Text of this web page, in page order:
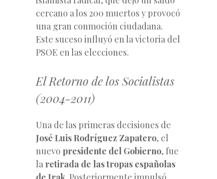
cercano a los 200 muertos y provocó
una gran conmoción ciudadana.
Este suceso influyó en la victoria del
PSOE en las elecciones.
El Retorno de los Socialistas
(2004-2011)
Una de las primeras decisiones de
José Luis Rodríguez Zapatero, el
nuevo presidente del Gobierno, fue
la retirada de las tropas españolas